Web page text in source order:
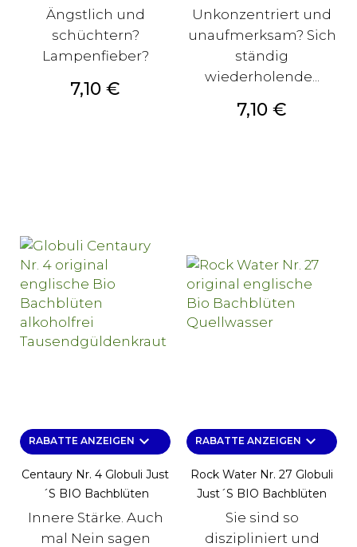
Ängstlich und
schüchtern?
Lampenfieber?
Preis
7,10 €
Unkonzentriert und
unaufmerksam? Sich
ständig
wiederholende...
Preis
7,10 €
RABATTE ANZEIGEN keyboard_arrow_down
Centaury Nr. 4 Globuli Just
´s BIO Bachblüten
Innere Stärke. Auch
mal Nein sagen
RABATTE ANZEIGEN keyboard_arrow_down
Rock Water Nr. 27 Globuli
Just´s BIO Bachblüten
Sie sind so
diszipliniert und